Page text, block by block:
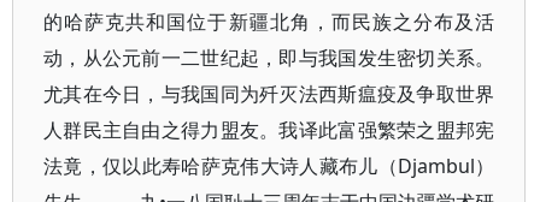
的哈萨克共和国位于新疆北角，而民族之分布及活
动，从公元前一二世纪起，即与我国发生密切关系。
尤其在今日，与我国同为歼灭法西斯瘟疫及争取世界
人群民主自由之得力盟友。我译此富强繁荣之盟邦宪
法竟，仅以此寿哈萨克伟大诗人藏布儿（Djambul）